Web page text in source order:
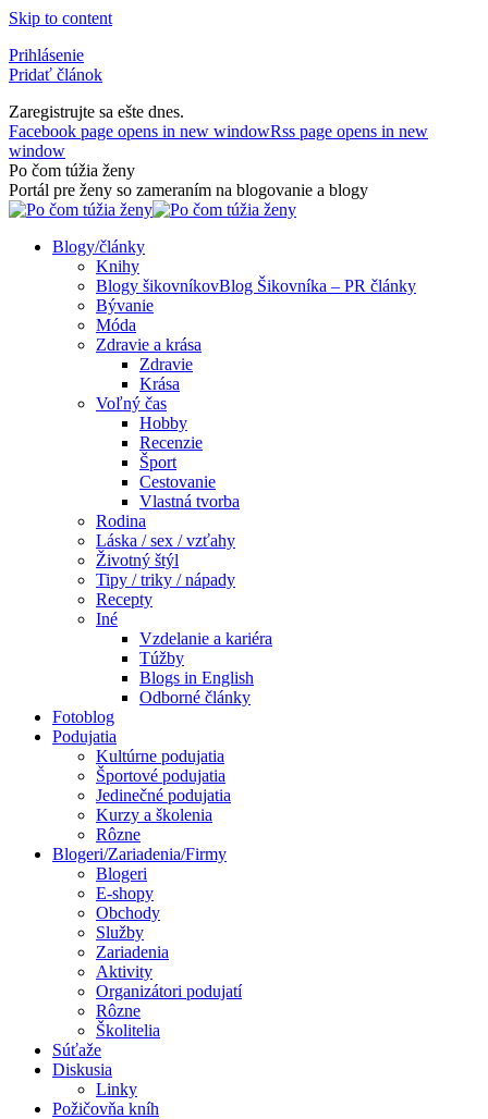
Skip to content
Prihlásenie
Pridať článok
Zaregistrujte sa ešte dnes.
Facebook page opens in new windowRss page opens in new
window
Po čom túžia ženy
Portál pre ženy so zameraním na blogovanie a blogy
Blogy/články
Knihy
Blogy šikovníkovBlog Šikovníka – PR články
Bývanie
Móda
Zdravie a krása
Zdravie
Krása
Voľný čas
Hobby
Recenzie
Šport
Cestovanie
Vlastná tvorba
Rodina
Láska / sex / vzťahy
Životný štýl
Tipy / triky / nápady
Recepty
Iné
Vzdelanie a kariéra
Túžby
Blogs in English
Odborné články
Fotoblog
Podujatia
Kultúrne podujatia
Športové podujatia
Jedinečné podujatia
Kurzy a školenia
Rôzne
Blogeri/Zariadenia/Firmy
Blogeri
E-shopy
Obchody
Služby
Zariadenia
Aktivity
Organizátori podujatí
Rôzne
Školitelia
Súťaže
Diskusia
Linky
Požičovňa kníh